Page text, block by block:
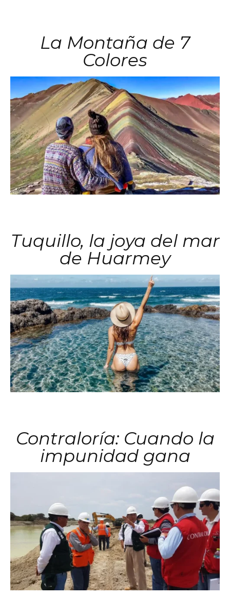
La Montaña de 7
Colores
Tuquillo, la joya del mar
de Huarmey
Contraloría: Cuando la
impunidad gana